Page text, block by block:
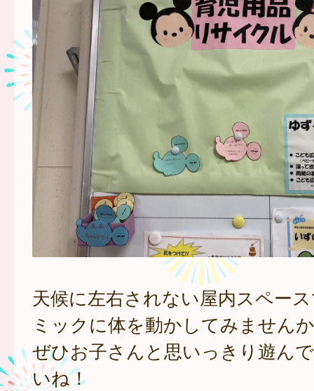
天候に左右されない屋内スペー
ミックに体を動かしてみません
ぜひお子さんと思いっきり遊ん
いね！